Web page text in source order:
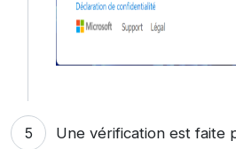
Une vérification est faite